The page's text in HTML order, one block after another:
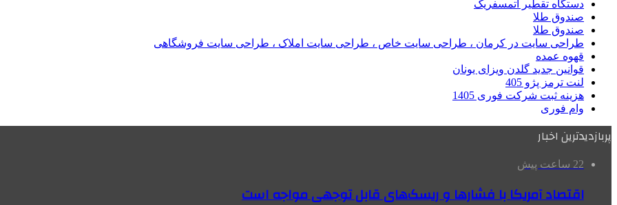
دستگاه تقطیر اتمسفریک
صندوق طلا
صندوق طلا
طراحی سایت در کرمان ، طراحی سایت خاص ، طراحی سایت املاک ، طراحی سایت فروشگاهی
قهوه عمده
قوانین جدید گلدن ویزای یونان
لنت ترمز پژو 405
هزینه ثبت شرکت فوری 1405
وام فوری
پربازدیدترین اخبار
22 ساعت پیش
اقتصاد آمریکا با فشارها و ریسک‌های قابل توجهی مواجه است